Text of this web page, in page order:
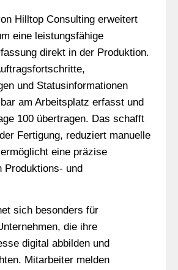
Hilltop Consulting erweitert
eine leistungsfähige
direkt in der Produktion.
und Statusinformationen
am Arbeitsplatz erfasst und
100 übertragen. Das schafft
Fertigung, reduziert manuelle
eine präzise
Produktions- und
sich besonders für
die ihre
digital abbilden und
Mitarbeiter melden